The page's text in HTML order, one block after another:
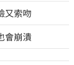
又索吻
會崩潰